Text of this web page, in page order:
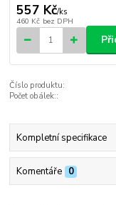
557 Kč/ks
460 Kč bez DPH
Číslo produktu:
Počet obálek::
Kompletní specifikace
Komentáře 0